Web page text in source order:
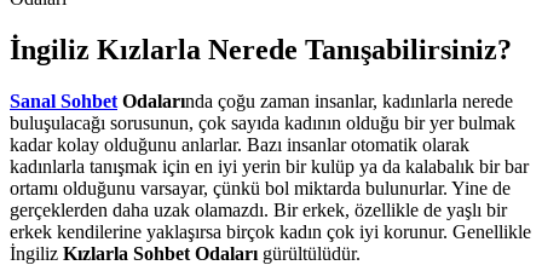
İngiliz Kızlarla Nerede Tanışabilirsiniz?
Sanal Sohbet Odalarında çoğu zaman insanlar, kadınlarla nerede
buluşulacağı sorusunun, çok sayıda kadının olduğu bir yer bulmak
kadar kolay olduğunu anlarlar. Bazı insanlar otomatik olarak
kadınlarla tanışmak için en iyi yerin bir kulüp ya da kalabalık bir bar
ortamı olduğunu varsayar, çünkü bol miktarda bulunurlar. Yine de
gerçeklerden daha uzak olamazdı. Bir erkek, özellikle de yaşlı bir
erkek kendilerine yaklaşırsa birçok kadın çok iyi korunur. Genellikle
İngiliz Kızlarla Sohbet Odaları gürültülüdür.